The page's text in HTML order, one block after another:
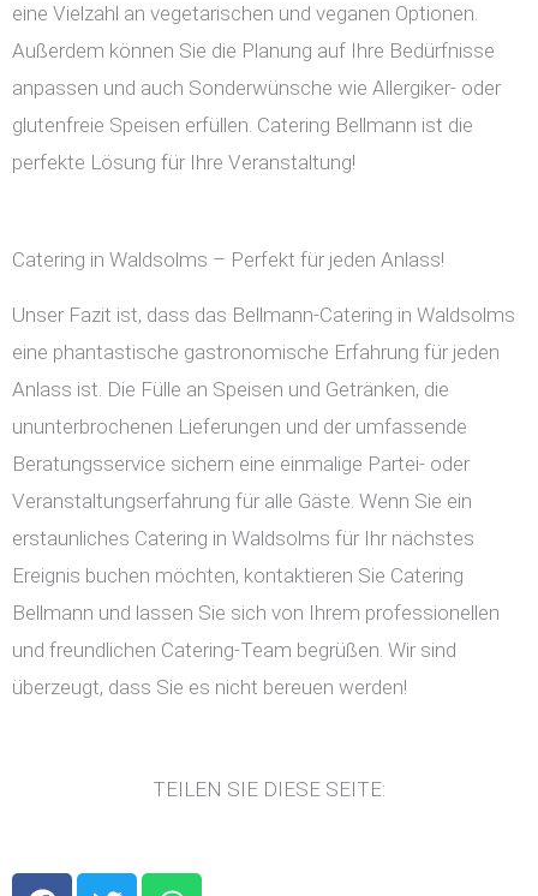
eine Vielzahl an vegetarischen und veganen Optionen.
Außerdem können Sie die Planung auf Ihre Bedürfnisse
anpassen und auch Sonderwünsche wie Allergiker- oder
glutenfreie Speisen erfüllen. Catering Bellmann ist die
perfekte Lösung für Ihre Veranstaltung!
Catering in Waldsolms – Perfekt für jeden Anlass!
Unser Fazit ist, dass das Bellmann-Catering in Waldsolms
eine phantastische gastronomische Erfahrung für jeden
Anlass ist. Die Fülle an Speisen und Getränken, die
ununterbrochenen Lieferungen und der umfassende
Beratungsservice sichern eine einmalige Partei- oder
Veranstaltungserfahrung für alle Gäste. Wenn Sie ein
erstaunliches Catering in Waldsolms für Ihr nächstes
Ereignis buchen möchten, kontaktieren Sie Catering
Bellmann und lassen Sie sich von Ihrem professionellen
und freundlichen Catering-Team begrüßen. Wir sind
überzeugt, dass Sie es nicht bereuen werden!
TEILEN SIE DIESE SEITE:
F
T
W